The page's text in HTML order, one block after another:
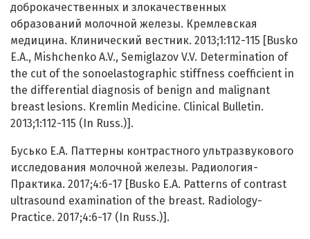
доброкачественных и злокачественных
образований молочной железы. Кремлевская
медицина. Клинический вестник. 2013;1:112-115 [Busko
E.A., Mishchenko A.V., Semiglazov V.V. Determination of
the cut of the sonoelastographic stiffness coefficient in
the differential diagnosis of benign and malignant
breast lesions. Kremlin Medicine. Clinical Bulletin.
2013;1:112-115 (In Russ.)].
Бусько Е.А. Паттерны контрастного ультразвукового
исследования молочной железы. Радиология-
Практика. 2017;4:6-17 [Busko E.A. Patterns of contrast
ultrasound examination of the breast. Radiology-
Practice. 2017;4:6-17 (In Russ.)].